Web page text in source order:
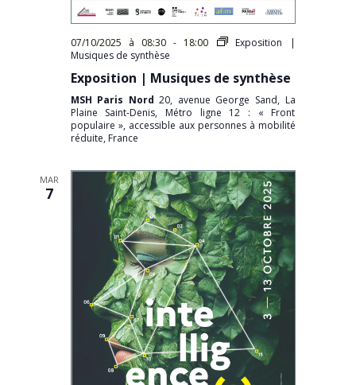
07/10/2025 à 08:30- 18:00
Exposition |
Musiques de synthèse
Exposition | Musiques de synthèse
MSH Paris Nord20, avenue George Sand, La
Plaine Saint-Denis, Métro ligne 12 : « Front
populaire », accessible aux personnes à mobilité
réduite, France
MAR
7